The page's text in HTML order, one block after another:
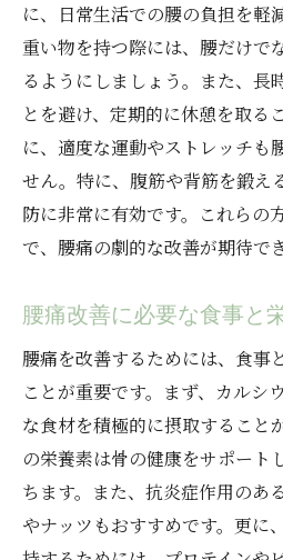
に、日常生活での腰の負担を軽
重い物を持つ際には、腰だけで
るようにしましょう。また、長
とを避け、定期的に休憩を取る
に、適度な運動やストレッチも
せん。特に、腹筋や背筋を鍛え
防に非常に有効です。これらの
で、腰痛の劇的な改善が期待でき
腰痛改善に必要な食事と
腰痛を改善するためには、食事
ことが重要です。まず、カルシ
な食材を積極的に摂取すること
の栄養素は骨の健康をサポート
ちます。また、抗炎症作用のあ
やナッツもおすすめです。更に